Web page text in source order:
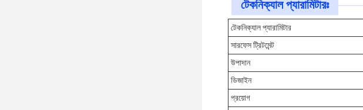
টেকনিক্যাল প্যারামিটারঃ
টেকনিক্যাল প্যারামিটার
সারফেস ট্রিটমেন্ট
উপাদান
ডিজাইন
প্রয়োগ